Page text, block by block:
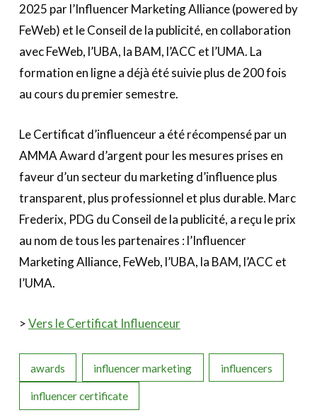
2025 par l’Influencer Marketing Alliance (powered by
FeWeb) et le Conseil de la publicité, en collaboration
avec FeWeb, l’UBA, la BAM, l’ACC et l’UMA. La
formation en ligne a déjà été suivie plus de 200 fois
au cours du premier semestre.
Le Certificat d’influenceur a été récompensé par un
AMMA Award d’argent pour les mesures prises en
faveur d’un secteur du marketing d’influence plus
transparent, plus professionnel et plus durable. Marc
Frederix, PDG du Conseil de la publicité, a reçu le prix
au nom de tous les partenaires : l’Influencer
Marketing Alliance, FeWeb, l’UBA, la BAM, l’ACC et
l’UMA.
>Vers le Certificat Influenceur
awards influencer marketing influencers
influencer certificate